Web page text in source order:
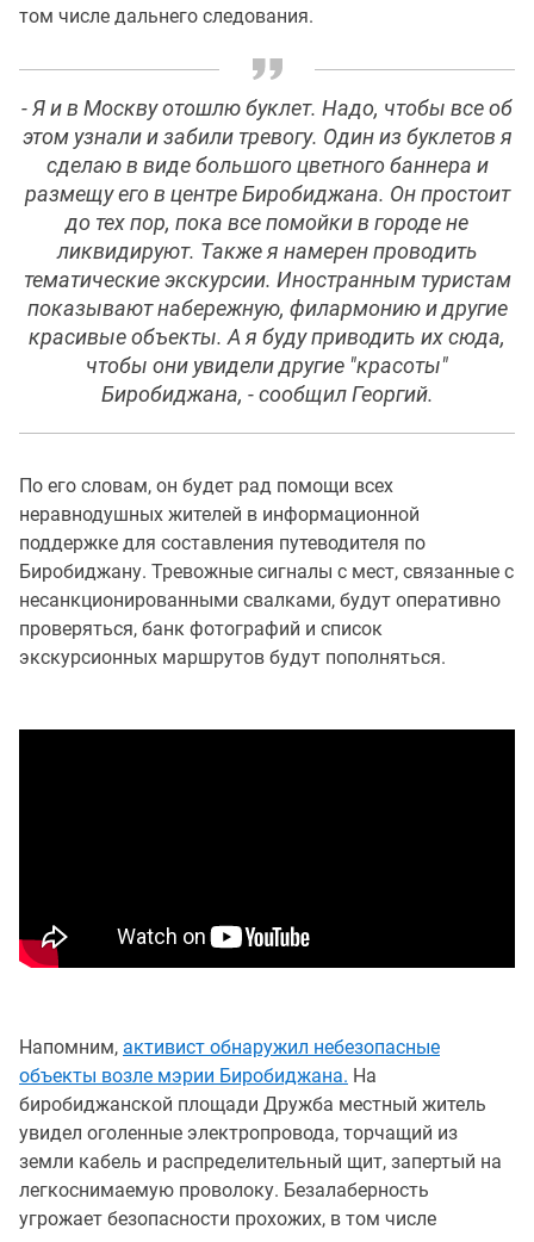
том числе дальнего следования.
- Я и в Москву отошлю буклет. Надо, чтобы все об
этом узнали и забили тревогу. Один из буклетов я
сделаю в виде большого цветного баннера и
размещу его в центре Биробиджана. Он простоит
до тех пор, пока все помойки в городе не
ликвидируют. Также я намерен проводить
тематические экскурсии. Иностранным туристам
показывают набережную, филармонию и другие
красивые объекты. А я буду приводить их сюда,
чтобы они увидели другие "красоты"
Биробиджана, - сообщил Георгий.
По его словам, он будет рад помощи всех
неравнодушных жителей в информационной
поддержке для составления путеводителя по
Биробиджану. Тревожные сигналы с мест, связанные с
несанкционированными свалками, будут оперативно
проверяться, банк фотографий и список
экскурсионных маршрутов будут пополняться.
Напомним, активист обнаружил небезопасные
объекты возле мэрии Биробиджана. На
биробиджанской площади Дружба местный житель
увидел оголенные электропровода, торчащий из
земли кабель и распределительный щит, запертый на
легкоснимаемую проволоку. Безалаберность
угрожает безопасности прохожих, в том числе